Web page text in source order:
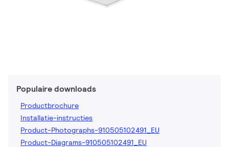
Populaire downloads
Productbrochure
Installatie-instructies
Product-Photographs-910505102491_EU
Product-Diagrams-910505102491_EU